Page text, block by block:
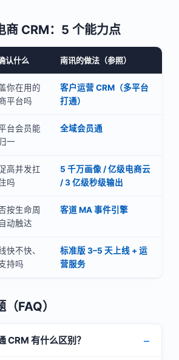
商 CRM：5 个能力点
认什么 南讯的做法（参照）
你在用的
平台吗
客户运营 CRM（多平台
打通）
台会员能
一
全域会员通
高并发扛
吗
5 千万画像 / 亿级电商云
/ 3 亿级秒级输出
按生命周
动触达
客道 MA 事件引擎
快不快、
持吗
标准版 3–5 天上线 + 运
营服务
FAQ）
CRM 有什么区别？